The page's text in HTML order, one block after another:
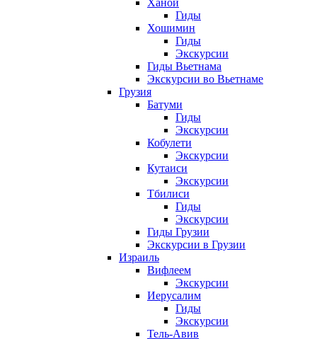
Ханой
Гиды
Хошимин
Гиды
Экскурсии
Гиды Вьетнама
Экскурсии во Вьетнаме
Грузия
Батуми
Гиды
Экскурсии
Кобулети
Экскурсии
Кутаиси
Экскурсии
Тбилиси
Гиды
Экскурсии
Гиды Грузии
Экскурсии в Грузии
Израиль
Вифлеем
Экскурсии
Иерусалим
Гиды
Экскурсии
Тель-Авив